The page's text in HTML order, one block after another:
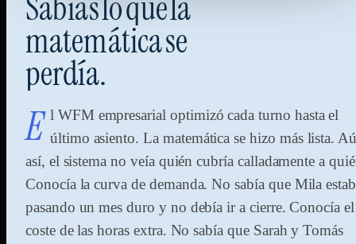
Sabíasloquela
matemáticase
perdía.
E l WFM empresarial optimizó cada turno hasta el
último asiento. La matemática se hizo más lista.
así, el sistema no veía quién cubría calladamente a
Conocía la curva de demanda. No sabía que Mila
pasando un mes duro y no debía ir a cierre. Conocía el
coste de las horas extra. No sabía que Sarah y Tomás